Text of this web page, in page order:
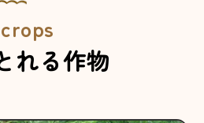
crops
れる作物